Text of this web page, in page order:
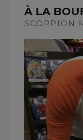
À LA
SCORPION